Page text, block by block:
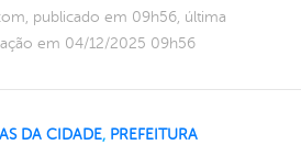
publicado em 09h56, última
em 04/12/2025 09h56
DA CIDADE, PREFEITURA